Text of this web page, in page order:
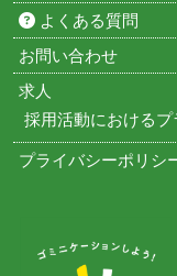
よくある質問
お問い合わせ
求人
採用活動における
プライバシーポリシ